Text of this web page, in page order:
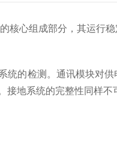
核心组成部分，其运行
的检测。通讯模块对供
接地系统的完整性同样